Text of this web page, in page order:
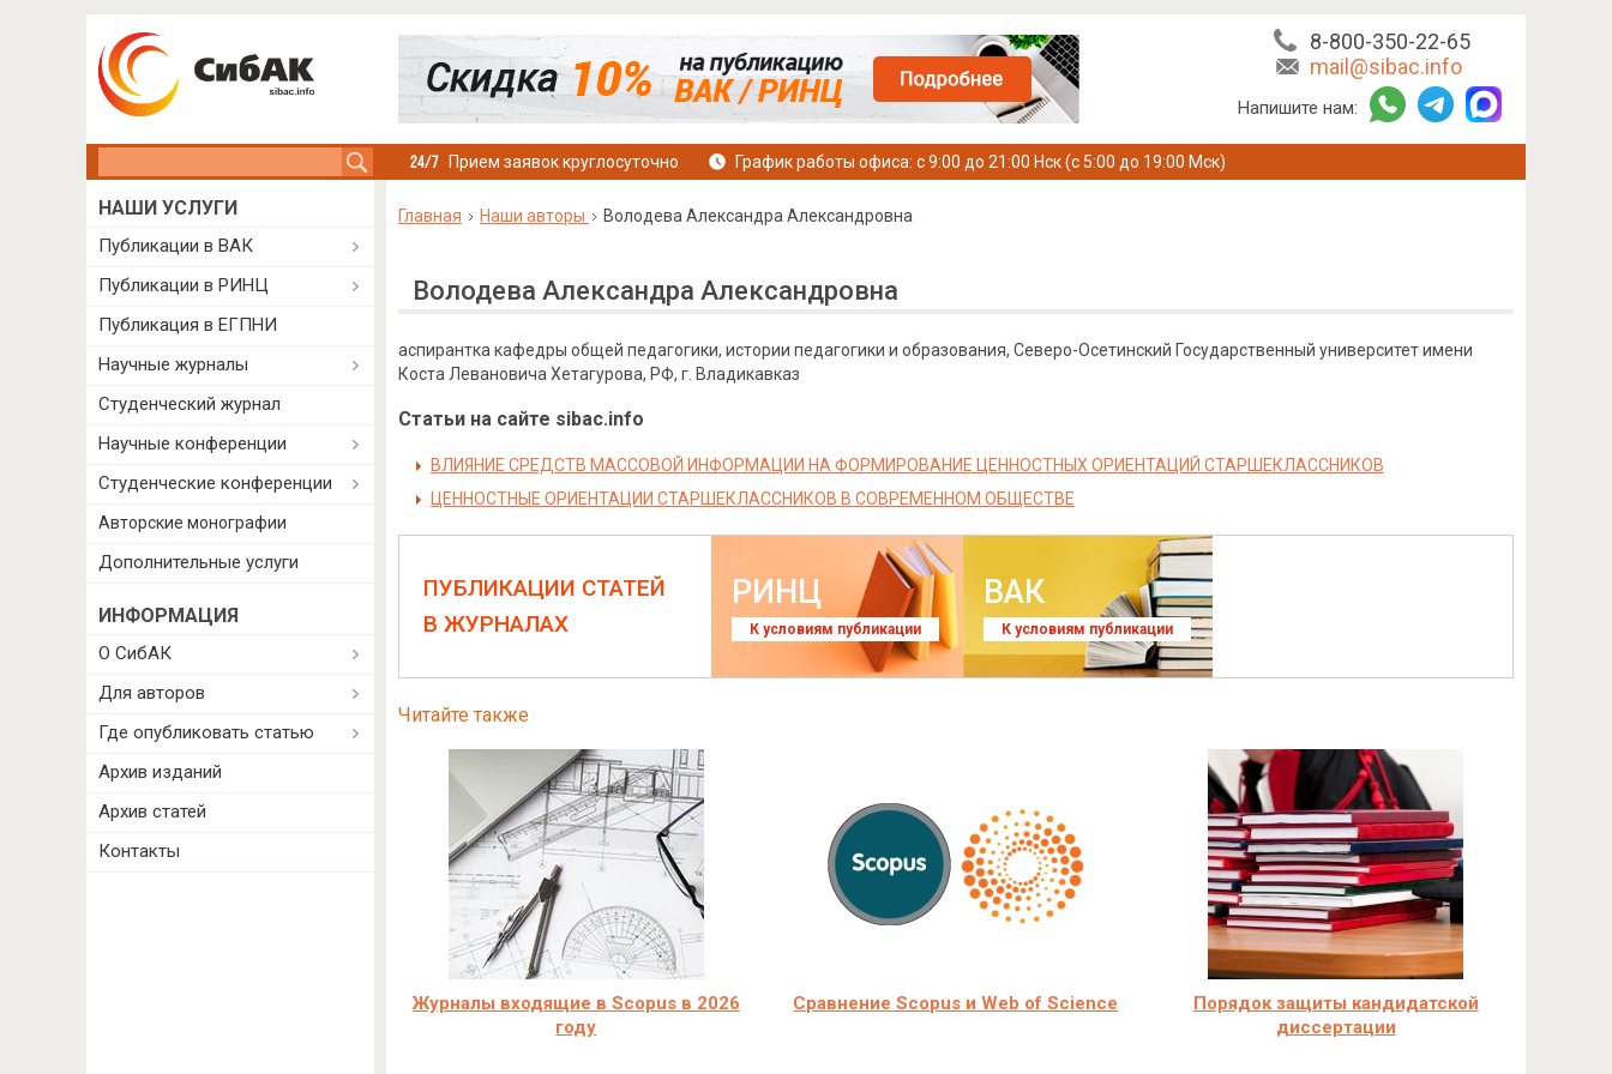
8-800-350-22-65
mail@sibac.info
Напишите нам:
Прием заявок круглосуточно График работы офиса: с 9:00 до 21:00 Нск (с 5:00 до 19:00 Мск)
Главная Наши авторы Володева Александра Александровна
Володева Александра Александровна
аспирантка кафедры общей педагогики, истории педагогики и образования, Северо-Осетинский Государственный университет имени
Коста Левановича Хетагурова, РФ, г. Владикавказ
Статьи на сайте sibac.info
ВЛИЯНИЕ СРЕДСТВ МАССОВОЙ ИНФОРМАЦИИ НА ФОРМИРОВАНИЕ ЦЕННОСТНЫХ ОРИЕНТАЦИЙ СТАРШЕКЛАССНИКОВ
ЦЕННОСТНЫЕ ОРИЕНТАЦИИ СТАРШЕКЛАССНИКОВ В СОВРЕМЕННОМ ОБЩЕСТВЕ
ПУБЛИКАЦИИ СТАТЕЙ
В ЖУРНАЛАХ
РИНЦ
К условиям публикации
ВАК
К условиям публикации
Читайте также
Журналы входящие в Scopus в 2026
году
Сравнение Scopus и Web of Science
Порядок защиты кандидатской
диссертации
НАШИ УСЛУГИ
Публикации в ВАК
Публикации в РИНЦ
Публикация в ЕГПНИ
Научные журналы
Студенческий журнал
Научные конференции
Студенческие конференции
Авторские монографии
Дополнительные услуги
ИНФОРМАЦИЯ
О СибАК
Для авторов
Где опубликовать статью
Архив изданий
Архив статей
Контакты